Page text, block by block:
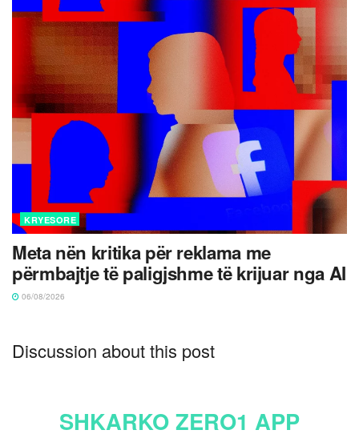
KRYESORE
Meta nën kritika për reklama me
përmbajtje të paligjshme të krijuar nga AI
06/08/2026
Discussion about this post
SHKARKO ZERO1 APP